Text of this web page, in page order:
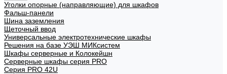
Уголки опорные (направляющие) для шкафов
Фальш-панели
Шина заземления
Щеточный ввод
Универсальные электротехнические шкафы
Решения на базе УЭШ МИКсистем
Шкафы серверные и Колокейшн
Серверные шкафы серия PRO
Серия PRO 42U